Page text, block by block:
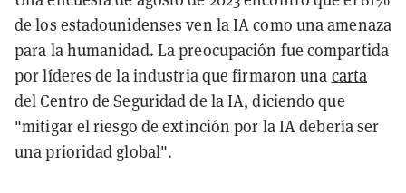
de los estadounidenses ven la IA como una amenaza
para la humanidad. La preocupación fue compartida
por líderes de la industria que firmaron una carta
del Centro de Seguridad de la IA, diciendo que
"mitigar el riesgo de extinción por la IA debería ser
una prioridad global".